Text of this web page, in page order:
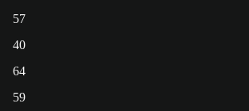
57
40
64
59